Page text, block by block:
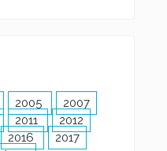
2005
2007
2011
2012
2016
2017